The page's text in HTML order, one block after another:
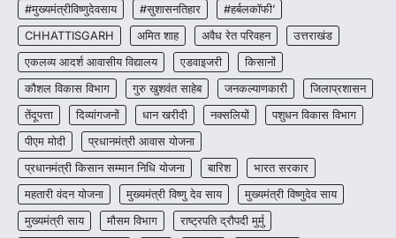
4
CHHATTISGARH
CG : पांच माह की अनुष्का को मिला नया
जीवन, चिरायु योजना से संभव हुई सफल सर्जरी
More Khabar August 7, 2026
रायपुर। राष्ट्रीय बाल स्वास्थ्य कार्यक्रम (चिरायु) के तहत
जशपुर जिले की 5 माह की मासूम…
#मुख्यमंत्रीविष्णुदेवसाय
#सुशासनतिहार
#हर्बलकॉफी’
CHHATTISGARH
अमित शाह अवैध रेत परिवहन
उत्तराखंड
एकलव्य आदर्श आवासीय विद्यालय
एडवाइजरी
किसानों
कौशल विकास विभाग
गुरु खुशवंत साहेब जनकल्याणकारी
जिलाप्रशासन
तेंदूपत्ता
दिव्यांगजनों धान खरीदी नक्सलियों
पशुधन विकास विभाग
पीएम मोदी
प्रधानमंत्री आवास योजना
प्रधानमंत्री किसान सम्मान निधि योजना
बारिश
भारत सरकार
महतारी वंदन योजना
मुख्यमंत्री विष्णु देव साय
मुख्यमंत्री विष्णुदेव साय
मुख्यमंत्री साय
मौसम विभाग
राष्ट्रपति द्रौपदी मुर्मु